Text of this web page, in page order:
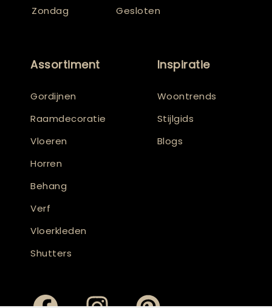
Zondag
Gesloten
Assortiment
Gordijnen
Raamdecoratie
Vloeren
Horren
Behang
Verf
Vloerkleden
Shutters
Inspiratie
Woontrends
Stijlgids
Blogs